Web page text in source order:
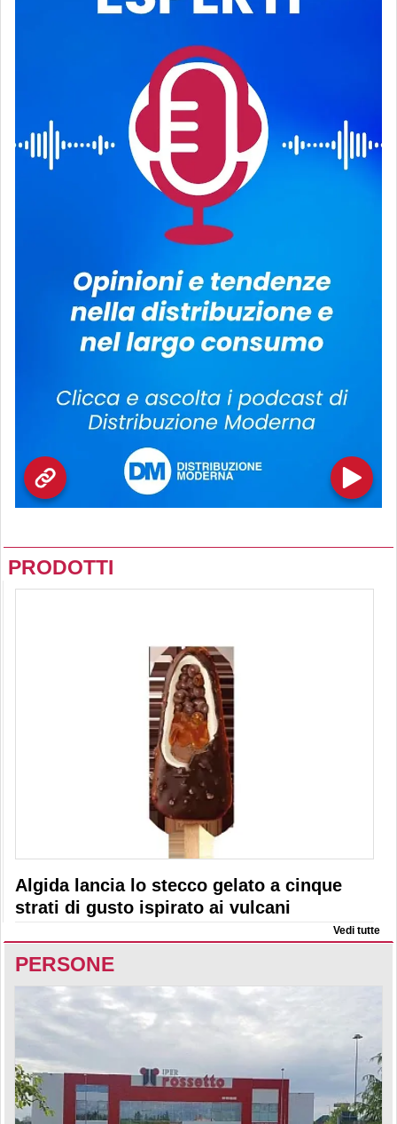
PRODOTTI
Algida lancia lo stecco gelato a cinque
strati di gusto ispirato ai vulcani
Vedi tutte
PERSONE